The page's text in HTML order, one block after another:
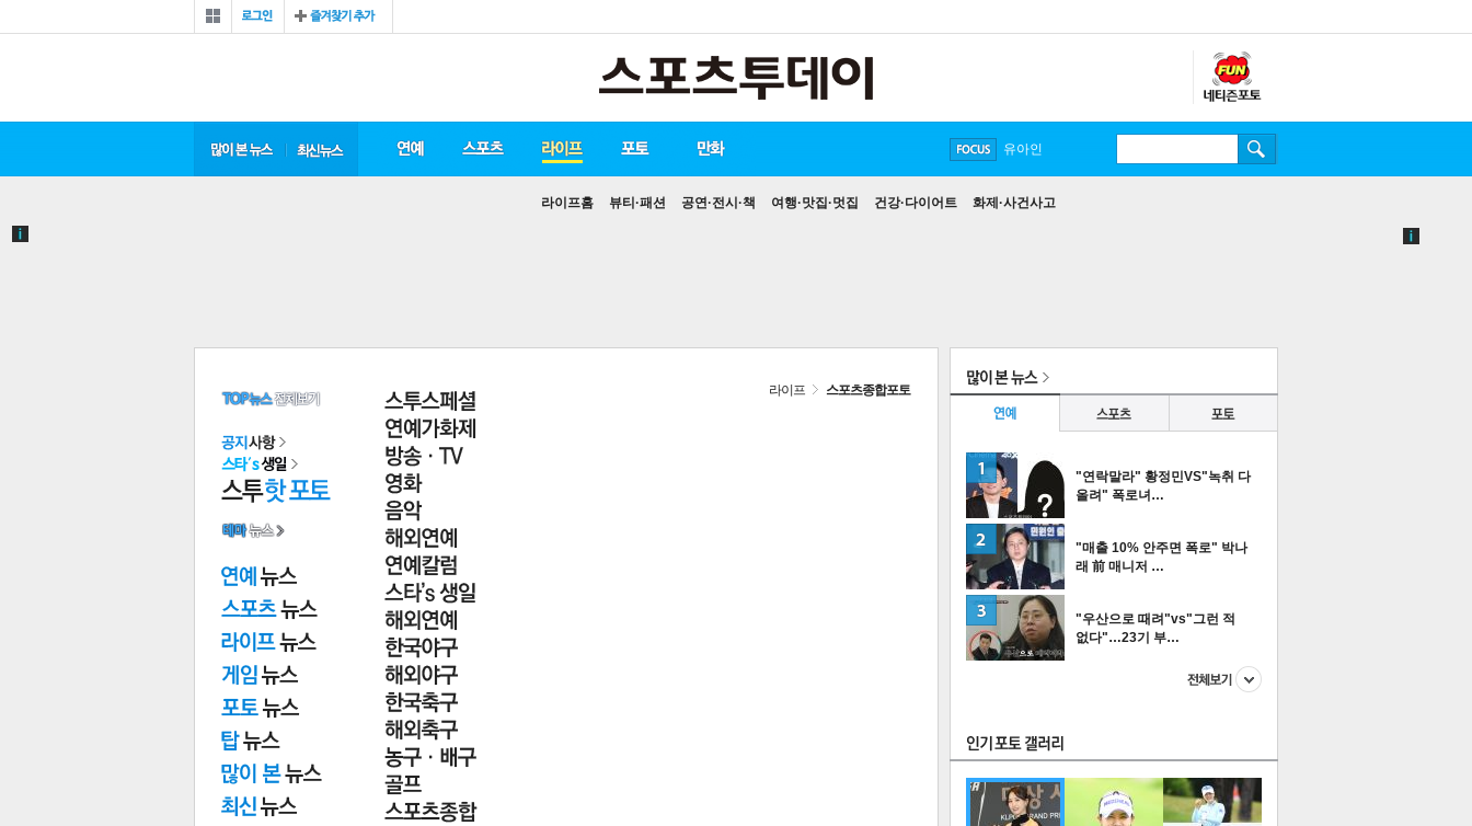
많이 본 뉴스 연예
라이프홈 뷰티·패션 공연·전시·책 여행·맛집·멋집 건강·다이어트 화제·사건사고
방탄소년단
손흥민
유아인
라이프 스포츠종합포토
"연락말라" 황정민VS"녹취 다
올려" 폭로녀…
"매출 10% 안주면 폭로" 박나
래 前 매니저 …
"우산으로 때려"vs"그런 적
없다"…23기 부…